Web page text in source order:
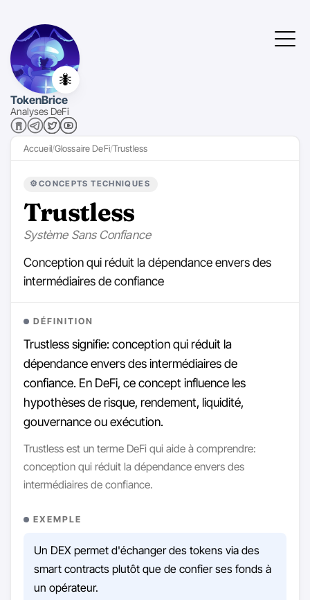
🐜
TokenBrice
Analyses DeFi
Accueil Glossaire DeFi Trustless
⚙️ CONCEPTS TECHNIQUES
Trustless
Système Sans Confiance
Conception qui réduit la dépendance envers des
intermédiaires de confiance
DÉFINITION
Trustless signifie: conception qui réduit la
dépendance envers des intermédiaires de
confiance. En DeFi, ce concept influence les
hypothèses de risque, rendement, liquidité,
gouvernance ou exécution.
Trustless est un terme DeFi qui aide à comprendre:
conception qui réduit la dépendance envers des
intermédiaires de confiance.
EXEMPLE
Un DEX permet d'échanger des tokens via des
smart contracts plutôt que de confier ses fonds à
un opérateur.